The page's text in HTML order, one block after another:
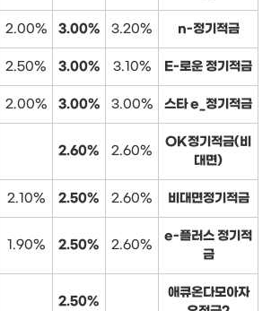
2.00% 3.00% 3.20% n-정기적금
2.50% 3.00% 3.10% E-로운 정기적금
2.00% 3.00% 3.00% 스타 e_정기적금
2.60% 2.60%
OK정기적금(비
대면)
2.10% 2.50% 2.60% 비대면정기적금
1.90% 2.50% 2.60%
e-플러스 정기적
금
2.50%
애큐온다모아자